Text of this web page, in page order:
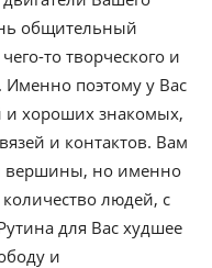
общительный
то творческого и
Именно поэтому у Вас
и хороших знакомых,
и контактов. Вам
вершины, но именно
людей, с
для Вас худшее
и